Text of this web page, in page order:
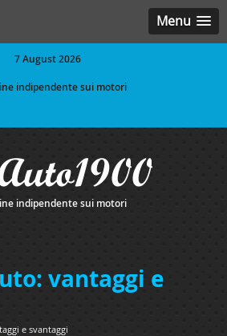
Menu
7 August 2026
indipendente sui motori
indipendente sui motori
vantaggi e
e svantaggi